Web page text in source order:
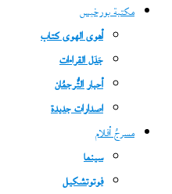
مكتبة بورخيس
أهوى الهوى كتاب
جَدَل القراءات
أحبار التُّرجمُان
اصدارات جديدة
مسرحُ أفلام
سينما
فوتوتشكيل